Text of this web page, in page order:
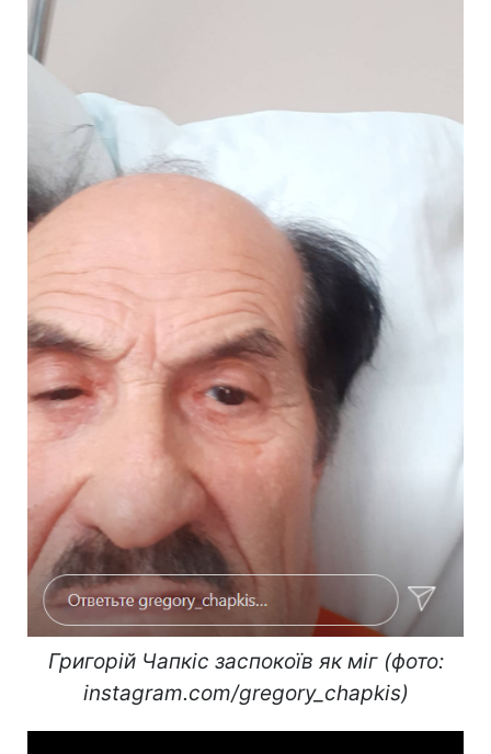
Григорій Чапкіс заспокоїв як міг (фото:
instagram.com/gregory_chapkis)